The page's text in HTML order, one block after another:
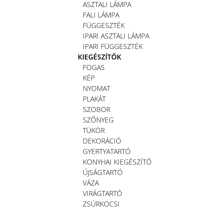
ASZTALI LÁMPA
FALI LÁMPA
FÜGGESZTÉK
IPARI ASZTALI LÁMPA
IPARI FÜGGESZTÉK
KIEGÉSZÍTŐK
FOGAS
KÉP
NYOMAT
PLAKÁT
SZOBOR
SZŐNYEG
TÜKÖR
DEKORÁCIÓ
GYERTYATARTÓ
KONYHAI KIEGÉSZÍTŐ
ÚJSÁGTARTÓ
VÁZA
VIRÁGTARTÓ
ZSÚRKOCSI